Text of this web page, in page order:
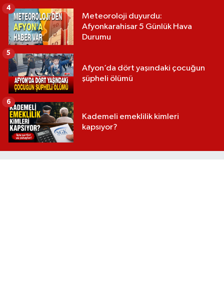
Meteoroloji duyurdu:
Afyonkarahisar 5 Günlük Hava
Durumu
4
Afyon’da dört yaşındaki çocuğun
şüpheli ölümü
5
Kademeli emeklilik kimleri
kapsıyor?
6